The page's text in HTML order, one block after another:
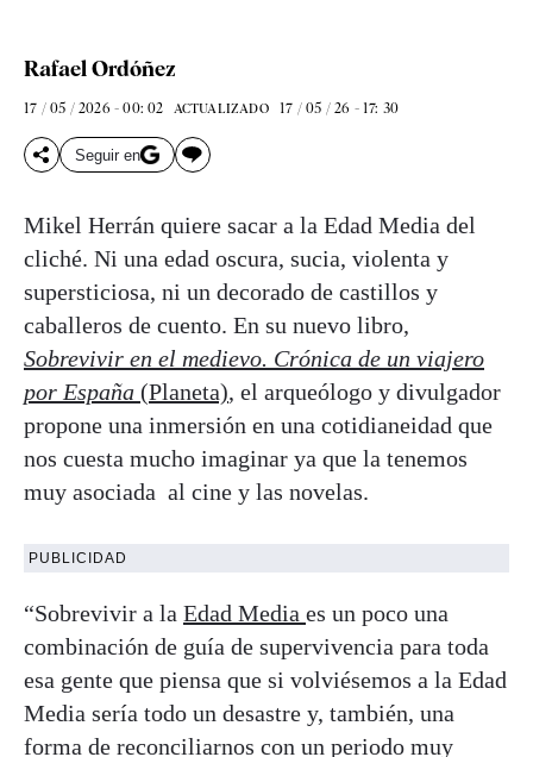
Rafael Ordóñez
17 / 05 / 2026 - 00: 02 ACTUALIZADO 17 / 05 / 26 - 17: 30
Seguir en
Mikel Herrán quiere sacar a la Edad Media del
cliché. Ni una edad oscura, sucia, violenta y
supersticiosa, ni un decorado de castillos y
caballeros de cuento. En su nuevo libro,
Sobrevivir en el medievo. Crónica de un viajero
por España (Planeta), el arqueólogo y divulgador
propone una inmersión en una cotidianeidad que
nos cuesta mucho imaginar ya que la tenemos
muy asociada al cine y las novelas.
PUBLICIDAD
“Sobrevivir a la Edad Media es un poco una
combinación de guía de supervivencia para toda
esa gente que piensa que si volviésemos a la Edad
Media sería todo un desastre y, también, una
forma de reconciliarnos con un periodo muy